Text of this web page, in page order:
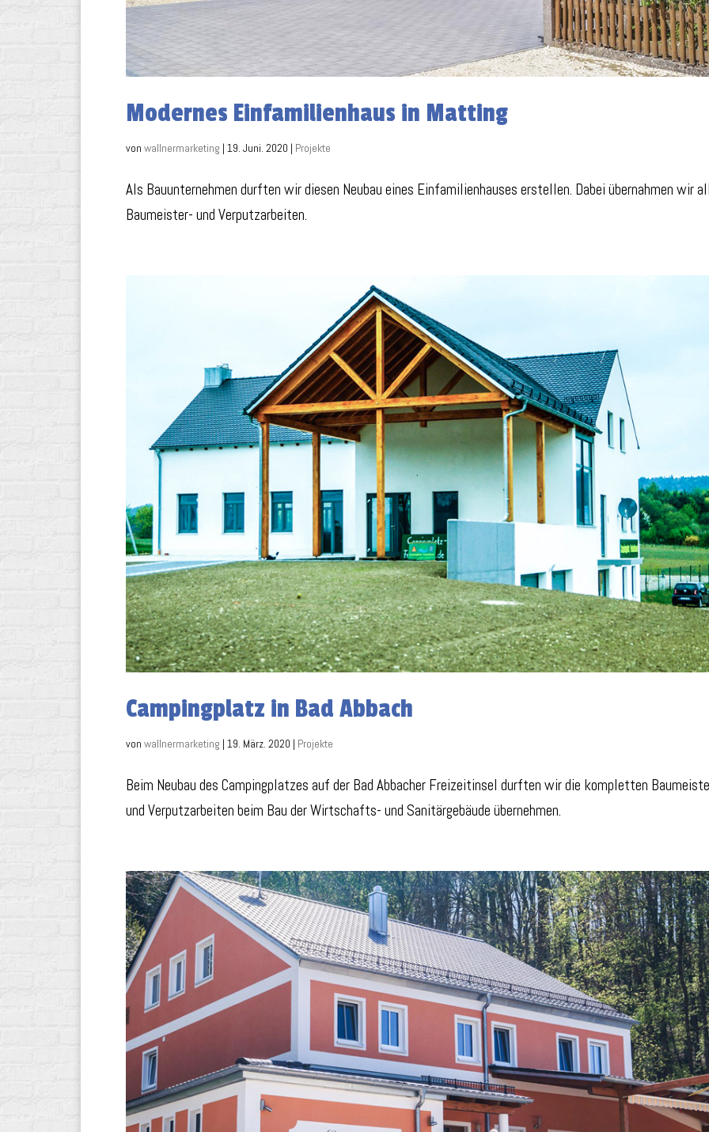
Modernes Einfamilienhaus in Matting
von wallnermarketing | 19. Juni. 2020 | Projekte
Als Bauunternehmen durften wir diesen Neubau eines Einfamilienhauses erstellen. Dabei übernahmen wir
Baumeister- und Verputzarbeiten.
Campingplatz in Bad Abbach
von wallnermarketing | 19. März. 2020 | Projekte
Beim Neubau des Campingplatzes auf der Bad Abbacher Freizeitinsel durften wir die kompletten
und Verputzarbeiten beim Bau der Wirtschafts- und Sanitärgebäude übernehmen.